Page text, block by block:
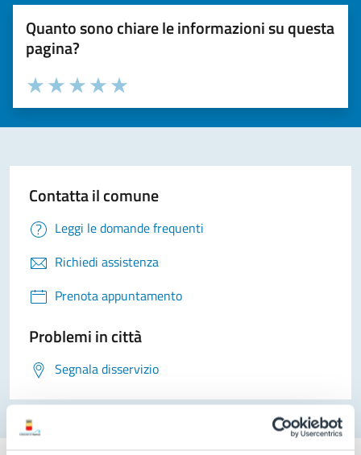
Quanto sono chiare le informazioni su questa
pagina?
Valuta la chiarezza delle informazioni (da 1 a 5 stelle)
Seleziona il numero di stelle per valutare la chiarezza delle
Valuta 5 stelle su 5
Valuta 4 stelle su 5
Valuta 3 stelle su 5
Valuta 2 stelle su 5
Valuta 1 stelle su 5
Contatta il comune
Leggi le domande frequenti
Richiedi assistenza
Prenota appuntamento
Problemi in città
Segnala disservizio